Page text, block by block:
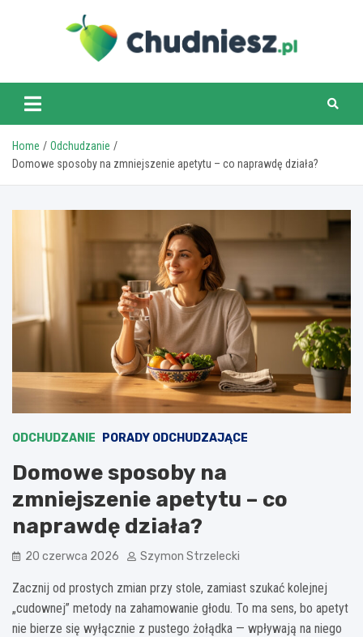
chudniesz.pl
Home
Odchudzanie
Domowe sposoby na zmniejszenie apetytu – co naprawdę działa?
ODCHUDZANIE PORADY ODCHUDZAJĄCE
Domowe sposoby na
zmniejszenie apetytu – co
naprawdę działa?
20 czerwca 2026 Szymon Strzelecki
Zacznij od prostych zmian przy stole, zamiast szukać kolejnej
„cudownej” metody na zahamowanie głodu. To ma sens, bo apetyt
nie bierze się wyłącznie z pustego żołądka — wpływają na niego